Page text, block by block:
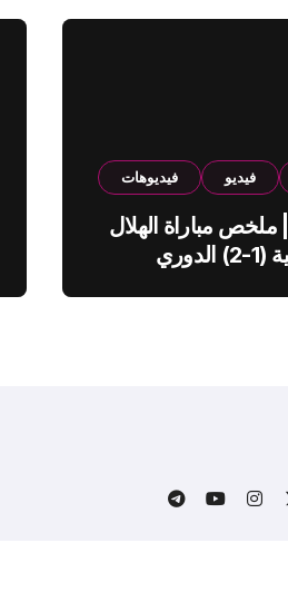
فيديو فيديوهات
| ملخص مباراة الهلال
والقادسية (1-2) الدوري